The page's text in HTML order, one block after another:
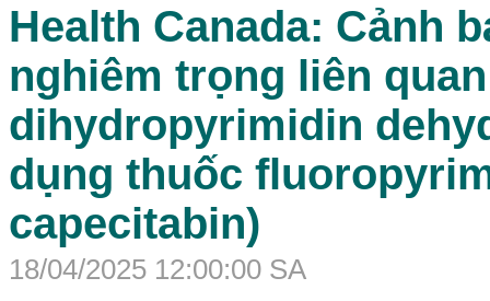
Health Canada: Cảnh
nghiêm trọng liên
dihydropyrimidin
dụng thuốc
capecitabin)
18/04/2025 12:00:00 SA